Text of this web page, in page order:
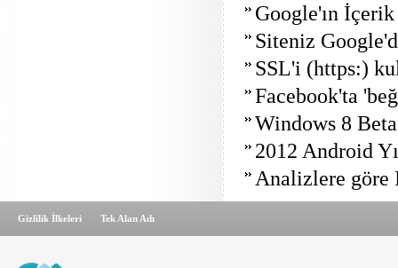
Google'ın
Siteniz
SSL'i (https:)
Facebook'ta
Windows 8 Beta
2012 Android
Analizlere
Gizlilik İlkeleri Tek Alan Adı